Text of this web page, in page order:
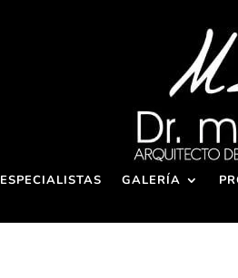
ESPECIALISTAS GALERÍA